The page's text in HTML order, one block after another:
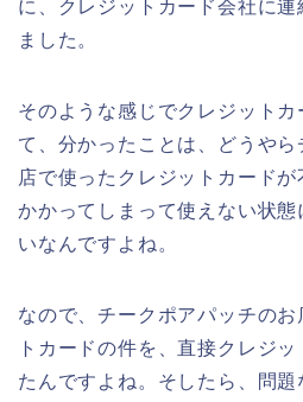
に、クレジットカード会社に
ました。
そのような感じでクレジット
て、分かったことは、どうや
店で使ったクレジットカード
かかってしまって使えない状態
いなんですよね。
なので、チークポアパッチの
トカードの件を、直接クレジ
たんですよね。そしたら、問